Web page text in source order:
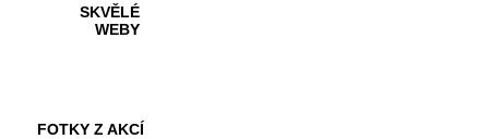
SKVĚLÉ
WEBY
FOTKY Z AKCÍ